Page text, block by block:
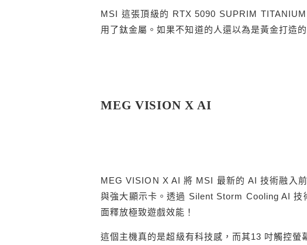
MSI 這張頂級的 RTX 5090 SUPRIM
用了鈦金屬。如果不知道的人還以為是黃金打造的
MEG VISION X AI
MEG VISION X AI 將 MSI 最新的 AI 技術融入
與強大顯示卡。透過 Silent Storm Cooling AI
面釋放極致遊戲效能！
這個主機真的是超級有科技感，而其13 吋觸控